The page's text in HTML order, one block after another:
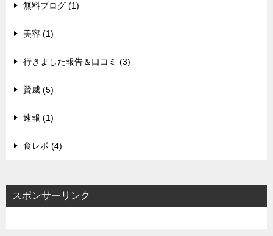
無料ブログ (1)
美容 (1)
行きました報告＆口コミ (3)
賢威 (5)
速報 (1)
食レポ (4)
スポンサーリンク